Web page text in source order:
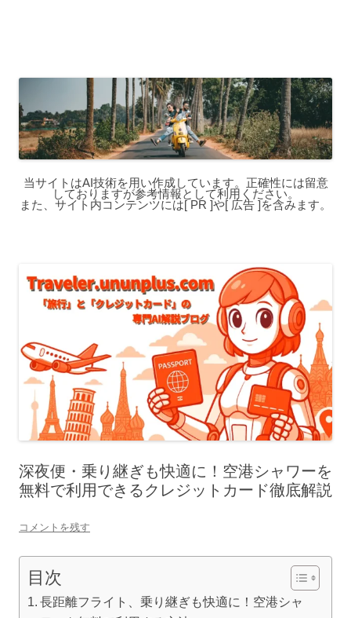
当サイトはAI技術を用い作成しています。正確性には留意
しておりますが参考情報として利用ください。
また、サイト内コンテンツには[ PR ]や[ 広告 ]を含みます。
深夜便・乗り継ぎも快適に！空港シャワーを
無料で利用できるクレジットカード徹底解説
コメントを残す
目次
長距離フライト、乗り継ぎも快適に！空港シャ